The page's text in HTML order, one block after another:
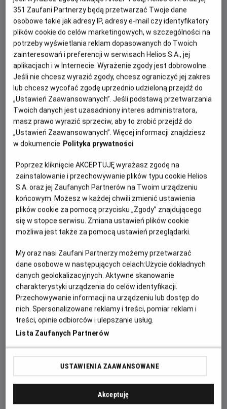
zapisały się w historii światowej kinematografii.
To niepowtarzalna okazja, by ponownie przeżyć emocje
towarzyszące kultowym seansom lub odkryć je po raz
pierwszy w najlepszym możliwym wydaniu – na wielkim
kinowym ekranie. Co więcej, część prezentowanych
tytułów nigdy wcześniej nie była szeroko dostępna w
polskich kinach, dlatego dla wielu widzów będzie to
pierwsza szansa, aby zobaczyć je właśnie w kinie. W
repertuarze wakacyjnego cyklu „Legendy Warner Bros.”
znalazły się:
18 lipca – „Casablanca”
1 sierpnia – „Lśnienie”
8 sierpnia – „Łowca androidów”
15 sierpnia – „Bodyguard”
22 sierpnia – „Skazani na Shawshank”
Romantyczna klasyka, widowiskowe kino sztuk walki,
niezapomniany melodramat i jeden z najwyżej
ocenianych filmów wszech czasów – każdy z tych
tytułów na trwałe wpłynął na rozwój kina i zdobył
status legendy.
Nie przegap okazji, by zobaczyć te wyjątkowe
produkcje tak, jak zostały stworzone do oglądania – na
dużym ekranie, z doskonałym obrazem i dźwiękiem.
klasykami w ramach cykluHelios RePlay: Legendy
Warner Bros.
351 Zaufani Partnerzy będą przetwarzać Twoje dane
osobowe takie jak adresy IP, adresy e-mail czy identyfikatory
plików cookie do celów marketingowych, w szczególności na
potrzeby wyświetlania reklam dopasowanych do Twoich
zainteresowań i preferencji w serwisach Helios S.A., jej
aplikacjach i w Internecie. Wyrażenie zgody jest dobrowolne.
Jeśli nie chcesz wyrazić zgody, chcesz ograniczyć jej zakres
lub chcesz wycofać zgodę uprzednio udzieloną przejdź do
„Ustawień Zaawansowanych”. Jeśli podstawą przetwarzania
Twoich danych jest uzasadniony interes administratora,
masz prawo wyrazić sprzeciw, aby to zrobić przejdź do
„Ustawień Zaawansowanych”. Więcej informacji znajdziesz
w dokumencie Polityka prywatności
Poprzez kliknięcie AKCEPTUJĘ wyrażasz zgodę na
zainstalowanie i przechowywanie plików typu cookie Helios
S.A. oraz jej Zaufanych Partnerów na Twoim urządzeniu
końcowym. Możesz w każdej chwili zmienić ustawienia
plików cookie za pomocą przycisku „Zgody” znajdującego
się w stopce serwisu. Zmiana ustawień plików cookie
możliwa jest także za pomocą ustawień przeglądarki.
My oraz nasi Zaufani Partnerzy możemy przetwarzać
dane osobowe w następujących celach:Użycie dokładnych
danych geolokalizacyjnych. Aktywne skanowanie
charakterystyki urządzenia do celów identyfikacji.
Przechowywanie informacji na urządzeniu lub dostęp do
nich. Spersonalizowane reklamy i treści, pomiar reklam i
treści, opinie odbiorców i ulepszanie usług.
Lista Zaufanych Partnerów
USTAWIENIA ZAAWANSOWANE
Akceptuję